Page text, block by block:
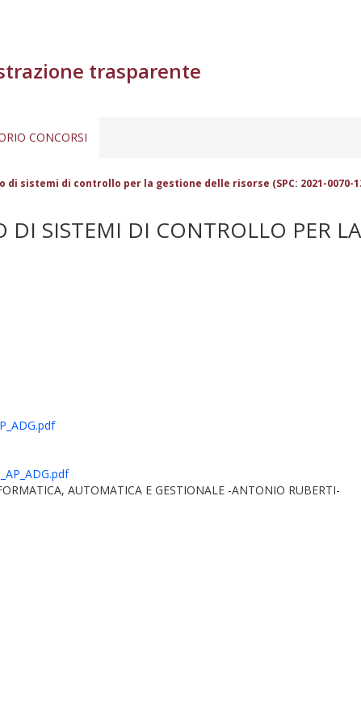
trasparente
CONCORSI
sistemi di controllo per la gestione delle risorse (SPC: 2021-0070-
DI SISTEMI DI CONTROLLO PER
AUTOMATICA E GESTIONALE -ANTONIO RUBERTI-